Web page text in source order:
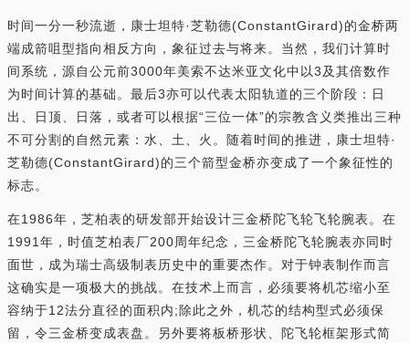
时间一分一秒流逝，康士坦特·芝勒德(ConstantGirard)的金桥两
端成箭咀型指向相反方向，象征过去与将来。当然，我们计算时
间系统，源自公元前3000年美索不达米亚文化中以3及其倍数作
为时间计算的基础。最后3亦可以代表太阳轨道的三个阶段：日
出、日顶、日落，或者可以根据“三位一体”的宗教含义类推出三种
不可分割的自然元素：水、土、火。随着时间的推进，康士坦特·
芝勒德(ConstantGirard)的三个箭型金桥亦变成了一个象征性的
标志。
在1986年，芝柏表的研发部开始设计三金桥陀飞轮飞轮腕表。在
1991年，时值芝柏表厂200周年纪念，三金桥陀飞轮腕表亦同时
面世，成为瑞士高级制表历史中的重要杰作。对于钟表制作而言
这确实是一项极大的挑战。在技术上而言，必须要将机芯缩小至
容纳于12法分直径的面积内;除此之外，机芯的结构型式必须保
留，令三金桥变成表盘。另外要将板桥形状、陀飞轮框架形式简